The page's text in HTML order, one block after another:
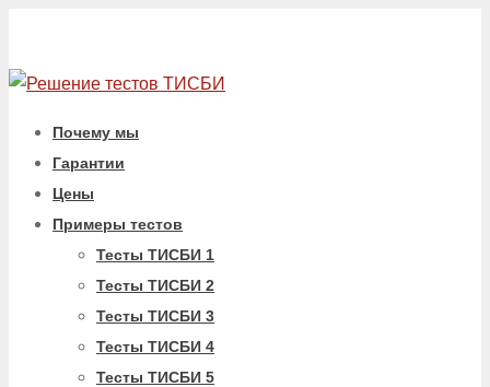
Почему мы
Гарантии
Цены
Примеры тестов
Тесты ТИСБИ 1
Тесты ТИСБИ 2
Тесты ТИСБИ 3
Тесты ТИСБИ 4
Тесты ТИСБИ 5